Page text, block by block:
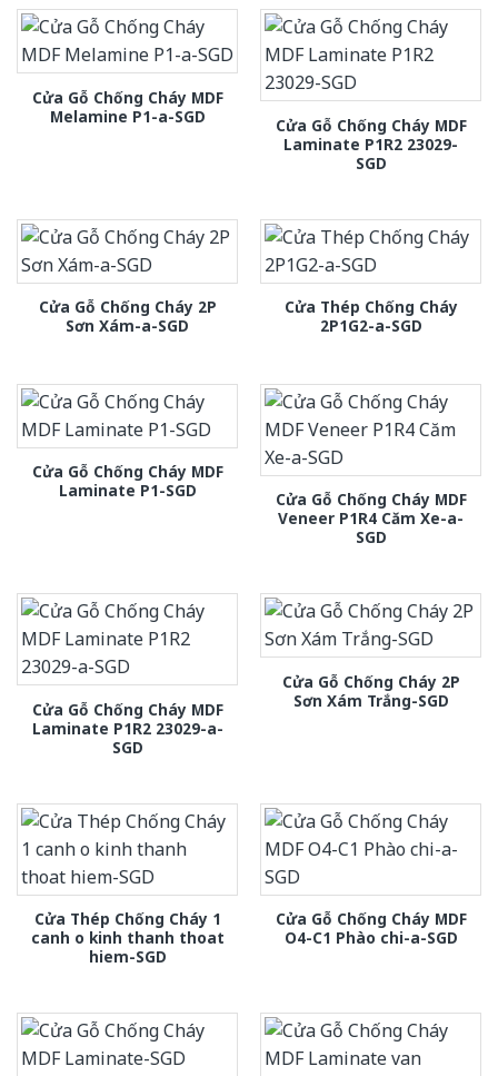
Cửa Gỗ Chống Cháy MDF
Melamine P1-a-SGD
Cửa Gỗ Chống Cháy MDF
Laminate P1R2 23029-
SGD
Cửa Gỗ Chống Cháy 2P
Sơn Xám-a-SGD
Cửa Thép Chống Cháy
2P1G2-a-SGD
Cửa Gỗ Chống Cháy MDF
Laminate P1-SGD
Cửa Gỗ Chống Cháy MDF
Veneer P1R4 Căm Xe-a-
SGD
Cửa Gỗ Chống Cháy MDF
Laminate P1R2 23029-a-
SGD
Cửa Gỗ Chống Cháy 2P
Sơn Xám Trắng-SGD
Cửa Thép Chống Cháy 1
canh o kinh thanh thoat
hiem-SGD
Cửa Gỗ Chống Cháy MDF
O4-C1 Phào chi-a-SGD